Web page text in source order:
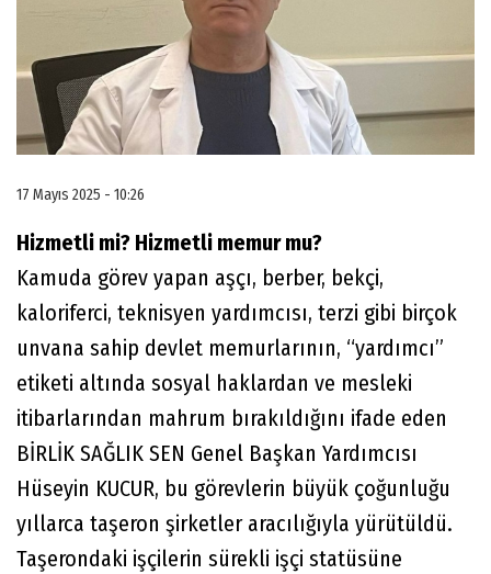
17 Mayıs 2025 - 10:26
Hizmetli mi? Hizmetli memur mu?
Kamuda görev yapan aşçı, berber, bekçi,
kaloriferci, teknisyen yardımcısı, terzi gibi birçok
unvana sahip devlet memurlarının, “yardımcı”
etiketi altında sosyal haklardan ve mesleki
itibarlarından mahrum bırakıldığını ifade eden
BİRLİK SAĞLIK SEN Genel Başkan Yardımcısı
Hüseyin KUCUR, bu görevlerin büyük çoğunluğu
yıllarca taşeron şirketler aracılığıyla yürütüldü.
Taşerondaki işçilerin sürekli işçi statüsüne